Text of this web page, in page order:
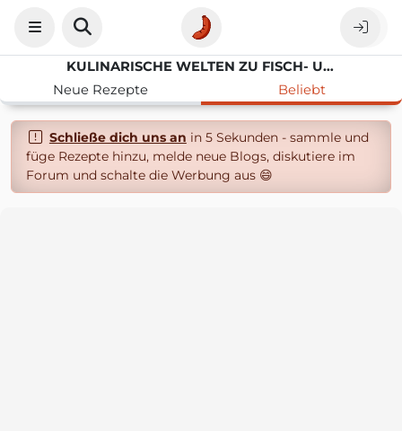
KULINARISCHE WELTEN ZU FISCH- UND MEERESFRUCHT
Neue Rezepte
Beliebt
Schließe dich uns an in 5 Sekunden - sammle und
füge Rezepte hinzu, melde neue Blogs, diskutiere im
Forum und schalte die Werbung aus 😄